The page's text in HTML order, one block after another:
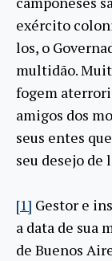
exército
los, o
multidão.
fogem
amigos dos
seus entes
seu desejo de
[1] Gestor e
a data de sua
de Buenos